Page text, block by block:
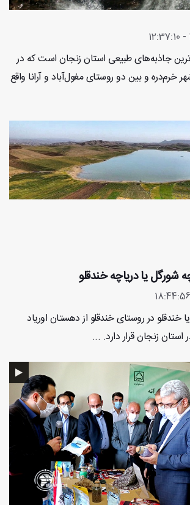
جاذبه‌های طبیعی استان زنجان است که در
خرم‌دره و بین دو روستای مغول‌آباد و آرانا واقع
شورگل یا دریاچه خندقلو
خندقلو در روستای خندقلو از دهستان اوریاد
زنجان قرار دارد. ...